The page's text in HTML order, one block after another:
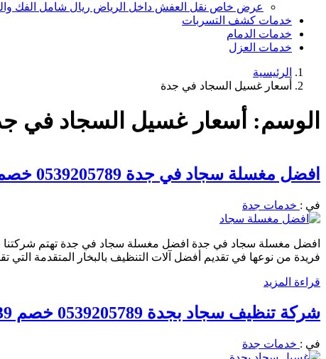
عرض خاص نقل العفش داخل الرياض ريال شامل الفك
خدمات كشف التسربات
خدمات الدمام
خدمات العزل
الرئيسية
أسعار غسيل السجاد في جدة
الوسم: أسعار غسيل السجاد في
افضل مغسلة سجاد في جدة 0539205789 خصم 29% تنظيف كنب مجالس
في : خدمات جدة
افضل مغسلة سجاد في جدة افضل مغسلة سجاد في جدة تهتم شركتنا
فريدة من نوعها في تقديم أفضل آلات التنظيف بالبخار المتقدمة
قراءة المزيد
شركة تنظيف سجاد بجدة 0539205789 خصم 39% اتصل الان
في : خدمات جدة